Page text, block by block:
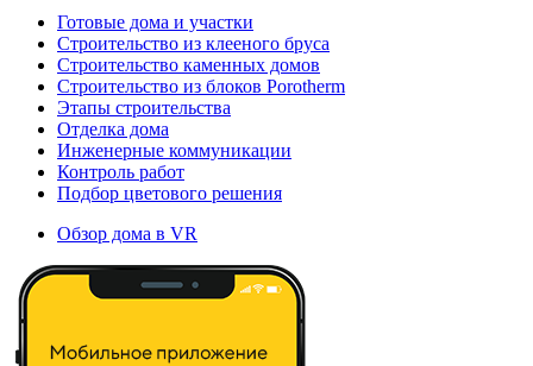
Готовые дома и участки
Строительство из клееного бруса
Строительство каменных домов
Строительство из блоков Porotherm
Этапы строительства
Отделка дома
Инженерные коммуникации
Контроль работ
Подбор цветового решения
Обзор дома в VR